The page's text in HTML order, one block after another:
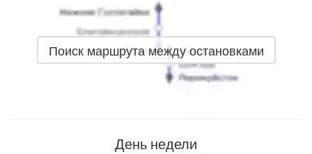
Поиск маршрута между остановками
День недели